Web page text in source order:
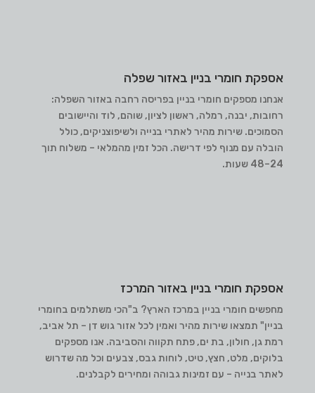
אספקת חומרי בניין באזור שפלה
אנחנו מספקים חומרי בניין בפריסה רחבה באזור השפלה:
רחובות, יבנה, רמלה, ראשון לציון, שוהם, לוד והיישובים
הסמוכים. שירות מהיר לאתרי בנייה ולשיפוצניקים, כולל
הובלה עם מנוף לפי דרישה. הכל זמין מהמלאי – משלוח תוך
24–48 שעות.
אספקת חומרי בניין באזור המרכז
מחפשים חומרי בניין במרכז הארץ? ב"הכי משתלמים בחומרי
בניין" תמצאו שירות מהיר ואמין לכל אזור גוש דן – תל אביב,
רמת גן, חולון, בת ים, פתח תקווה והסביבה. אנו מספקים
בלוקים, מלט, חצץ, טיט, לוחות גבס, צבעים וכל מה שדרוש
לאתר בנייה – עם זמינות גבוהה ומחירים לקבלנים.